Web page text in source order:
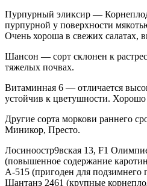
Пурпурный эликсир —
пурпурной у поверхности
Очень хороша в свежих салатах,
Шансон — сорт склонен к
тяжелых почвах.
Витаминная 6 — отличается
устойчив к цветушности. Хорошо
Другие сорта моркови раннего
Миникор, Престо.
Лосиноостр9вская 13, F1
(повышенное содержание
А-515 (пригоден для подзимнего
Шантанэ 2461 (крупные